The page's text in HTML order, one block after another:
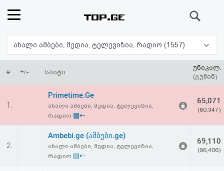
რეიტინგი
(მთავარი)
ავტორიზაცია
ახალი ამბები, მედია, ტელევიზია, რადიო (1557)
# +/- საიტი
უნიკალ.
(გუშინ)
1.
Primetime.Ge
ახალი ამბები, მედია, ტელევიზია,
რადიო ▤⇠
65,071
(80,347)
2.
Ambebi.ge (ამბები.ge)
ახალი ამბები, მედია, ტელევიზია,
რადიო ▤⇠
69,110
(96,406)